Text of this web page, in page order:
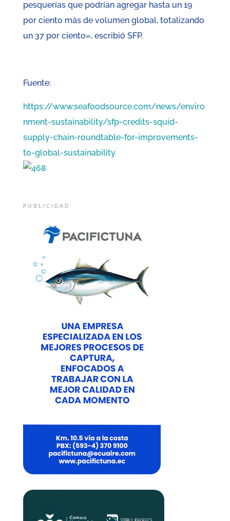
pesquerías que podrían agregar hasta un 19
por ciento más de volumen global, totalizando
un 37 por ciento», escribió SFP.
Fuente:
https://www.seafoodsource.com/news/enviro
nment-sustainability/sfp-credits-squid-
supply-chain-roundtable-for-improvements-
to-global-sustainability